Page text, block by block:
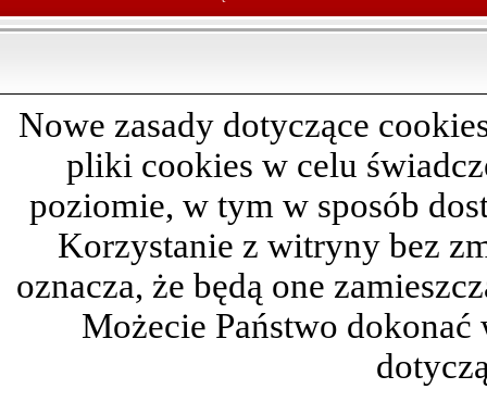
Nowe zasady dotyczące
pliki cookies w celu
poziomie, w tym w sposób
Korzystanie z witryny bez
oznacza, że będą one
Możecie Państwo